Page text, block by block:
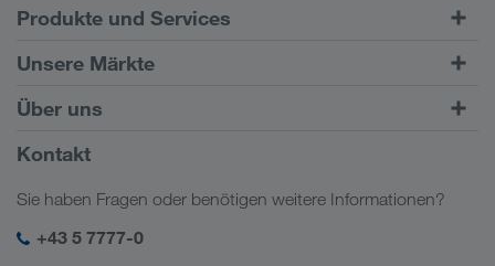
Produkte und Services
Straßentransporte
Kundenportal CONNECT
Digitale Lösungen
Branchenlösungen
Unsere Märkte
Europa
Kaukasus
Zentralasien
Naher Osten
Über uns
Firmeninformation
Soziale Verantwortung
SHEQ-Management
Kontakt
Sie haben Fragen oder benötigen weitere Informationen?
+43 5 7777-0